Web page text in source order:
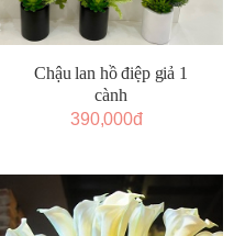
Chậu lan hồ điệp giả 1
cành
390,000đ